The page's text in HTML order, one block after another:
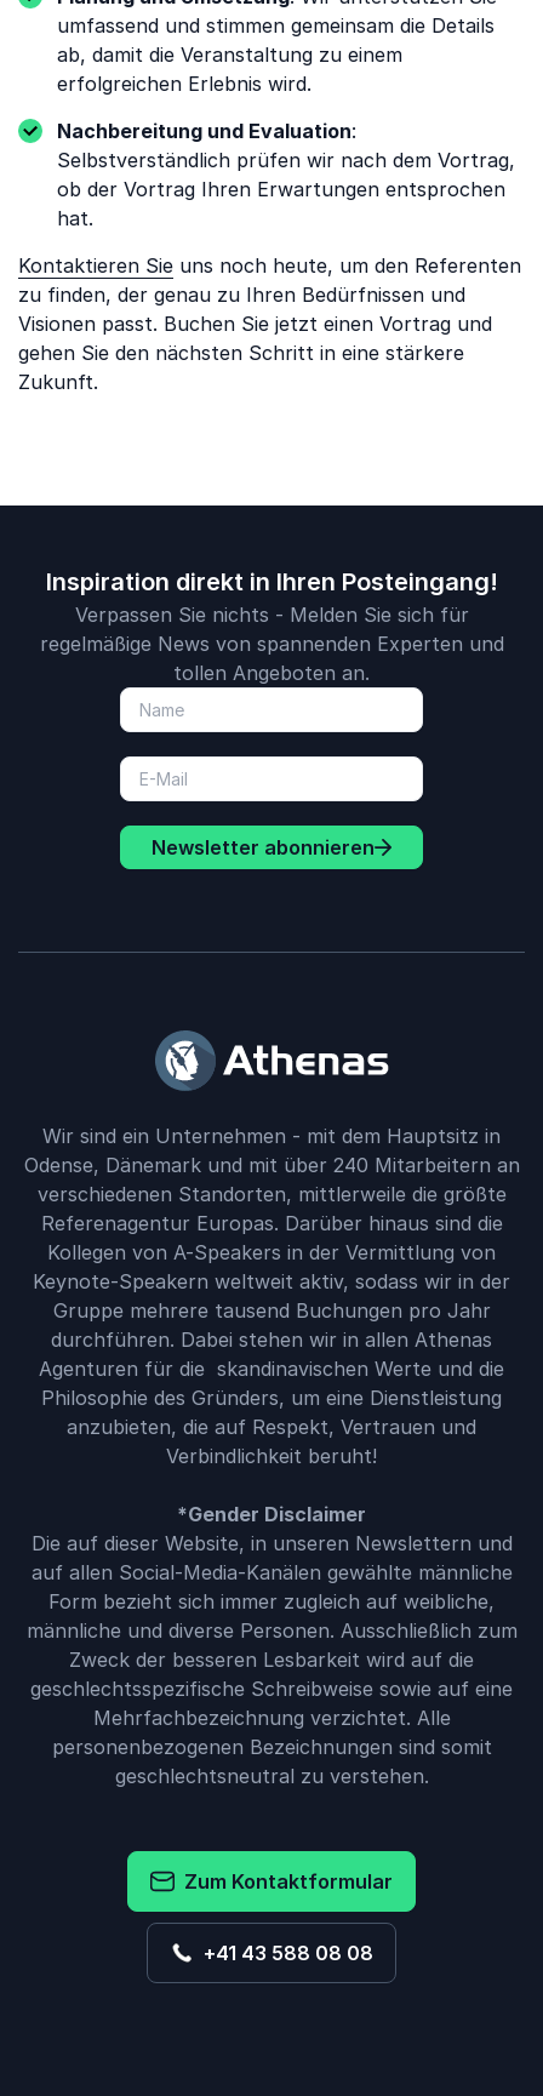
umfassend und stimmen gemeinsam die Details
ab, damit die Veranstaltung zu einem
erfolgreichen Erlebnis wird.
Nachbereitung und Evaluation:
Selbstverständlich prüfen wir nach dem Vortrag,
ob der Vortrag Ihren Erwartungen entsprochen
hat.
Kontaktieren Sie uns noch heute, um den Referenten
zu finden, der genau zu Ihren Bedürfnissen und
Visionen passt. Buchen Sie jetzt einen Vortrag und
gehen Sie den nächsten Schritt in eine stärkere
Zukunft.
Inspiration direkt in Ihren Posteingang!
Verpassen Sie nichts - Melden Sie sich für
regelmäßige News von spannenden Experten und
tollen Angeboten an.
Newsletter abonnieren
Wir sind ein Unternehmen - mit dem Hauptsitz in
Odense, Dänemark und mit über 240 Mitarbeitern an
verschiedenen Standorten, mittlerweile die größte
Referenagentur Europas. Darüber hinaus sind die
Kollegen von A-Speakers in der Vermittlung von
Keynote-Speakern weltweit aktiv, sodass wir in der
Gruppe mehrere tausend Buchungen pro Jahr
durchführen. Dabei stehen wir in allen Athenas
Agenturen für die skandinavischen Werte und die
Philosophie des Gründers, um eine Dienstleistung
anzubieten, die auf Respekt, Vertrauen und
Verbindlichkeit beruht!
*Gender Disclaimer
Die auf dieser Website, in unseren Newslettern und
auf allen Social-Media-Kanälen gewählte männliche
Form bezieht sich immer zugleich auf weibliche,
männliche und diverse Personen. Ausschließlich zum
Zweck der besseren Lesbarkeit wird auf die
geschlechtsspezifische Schreibweise sowie auf eine
Mehrfachbezeichnung verzichtet. Alle
personenbezogenen Bezeichnungen sind somit
geschlechtsneutral zu verstehen.
Zum Kontaktformular
+41 43 588 08 08